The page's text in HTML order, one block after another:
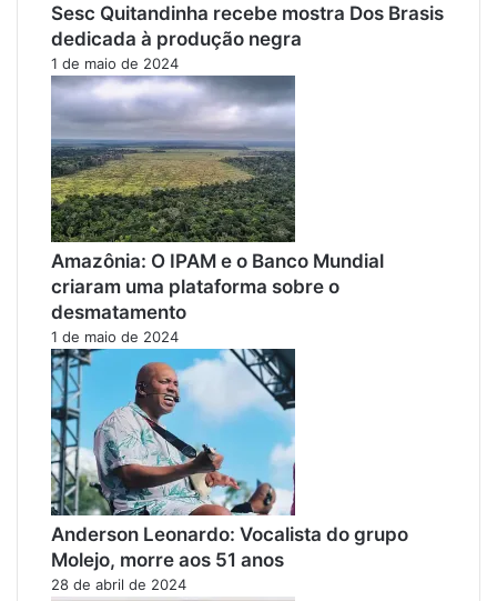
Sesc Quitandinha recebe mostra Dos Brasis
dedicada à produção negra
1 de maio de 2024
Amazônia: O IPAM e o Banco Mundial
criaram uma plataforma sobre o
desmatamento
1 de maio de 2024
Anderson Leonardo: Vocalista do grupo
Molejo, morre aos 51 anos
28 de abril de 2024